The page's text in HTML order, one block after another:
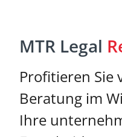
MTR Legal
Profitieren Sie
Beratung im
Ihre